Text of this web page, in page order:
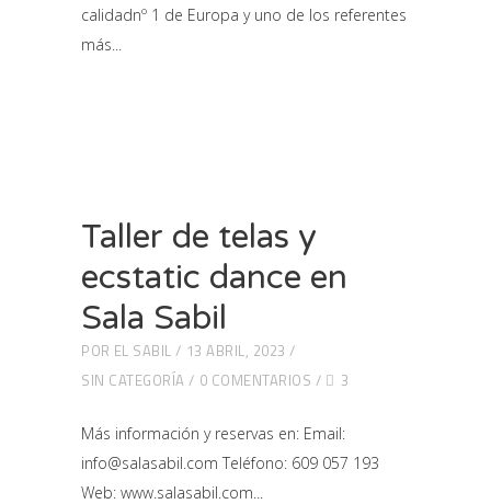
calidadnº 1 de Europa y uno de los referentes
más
Taller de telas y
ecstatic dance en
Sala Sabil
POR EL SABIL
13 ABRIL, 2023
SIN CATEGORÍA
0 COMENTARIOS 3
Más información y reservas en: Email:
info@salasabil.com Teléfono: 609 057 193
Web: www.salasabil.com